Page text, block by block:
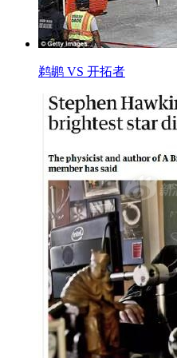
鹈鹕 VS 开拓者